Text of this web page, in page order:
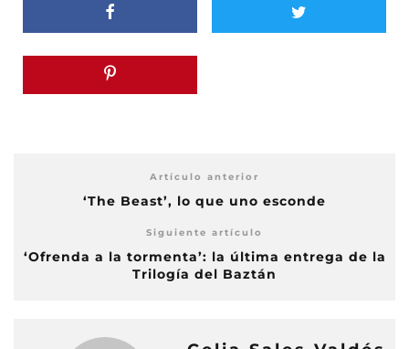
Artículo anterior
‘The Beast’, lo que uno esconde
Siguiente artículo
‘Ofrenda a la tormenta’: la última entrega de la
Trilogía del Baztán